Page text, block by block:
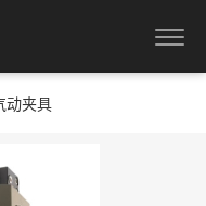
动夹具